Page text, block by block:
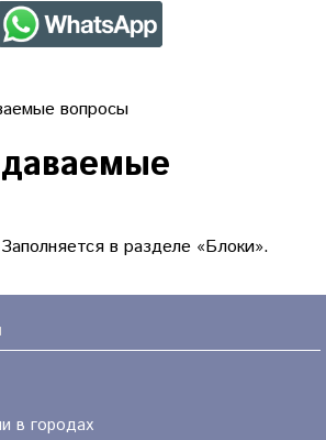
вопросы
в разделе «Блоки».
в городах